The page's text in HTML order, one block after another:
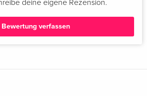
deine eigene Rezension.
Bewertung verfassen